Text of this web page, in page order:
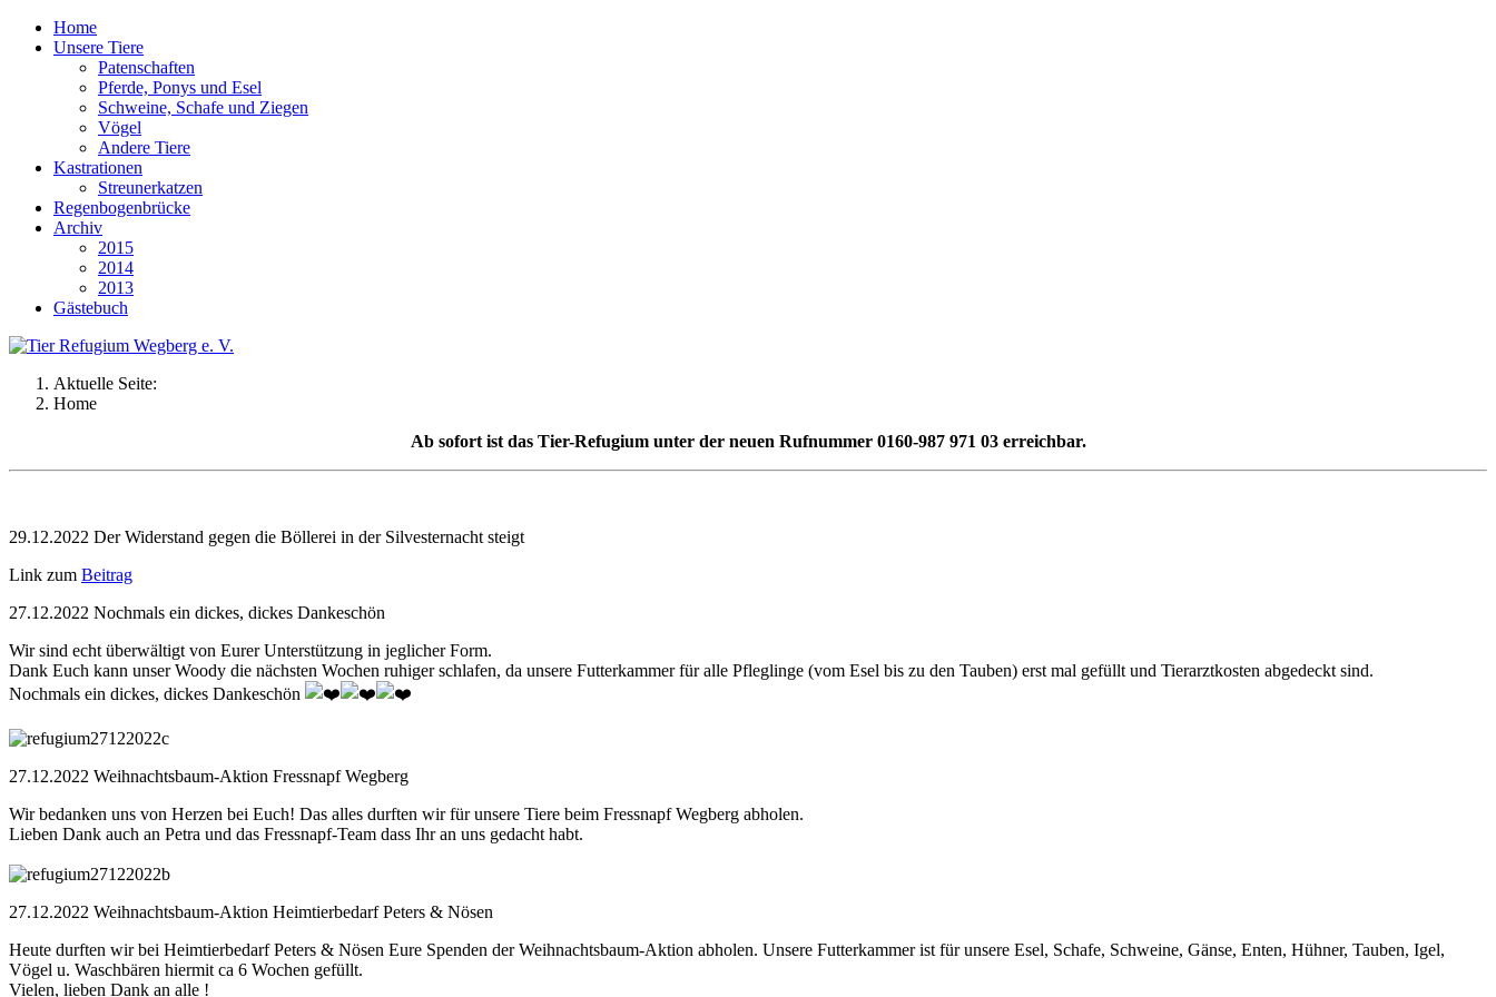
Home
Unsere Tiere
Patenschaften
Pferde, Ponys und Esel
Schweine, Schafe und Ziegen
Vögel
Andere Tiere
Kastrationen
Streunerkatzen
Regenbogenbrücke
Archiv
2015
2014
2013
Gästebuch
Aktuelle Seite:
Home
Ab sofort ist das Tier-Refugium unter der neuen Rufnummer 0160-987 971 03 erreichbar.
29.12.2022 Der Widerstand gegen die Böllerei in der Silvesternacht steigt
Link zum Beitrag
27.12.2022 Nochmals ein dickes, dickes Dankeschön
Wir sind echt überwältigt von Eurer Unterstützung in jeglicher Form.
Dank Euch kann unser Woody die nächsten Wochen ruhiger schlafen, da unsere Futterkammer für alle Pfleglinge (vom Esel bis zu den Tauben) erst mal gefüllt und Tierarztkosten abgedeckt sind.
Nochmals ein dickes, dickes Dankeschön
27.12.2022 Weihnachtsbaum-Aktion Fressnapf Wegberg
Wir bedanken uns von Herzen bei Euch! Das alles durften wir für unsere Tiere beim Fressnapf Wegberg abholen.
Lieben Dank auch an Petra und das Fressnapf-Team dass Ihr an uns gedacht habt.
27.12.2022 Weihnachtsbaum-Aktion Heimtierbedarf Peters & Nösen
Heute durften wir bei Heimtierbedarf Peters & Nösen Eure Spenden der Weihnachtsbaum-Aktion abholen. Unsere Futterkammer ist für unsere Esel, Schafe, Schweine, Gänse, Enten, Hühner, Tauben, Igel,
Vögel u. Waschbären hiermit ca 6 Wochen gefüllt.
Vielen, lieben Dank an alle !